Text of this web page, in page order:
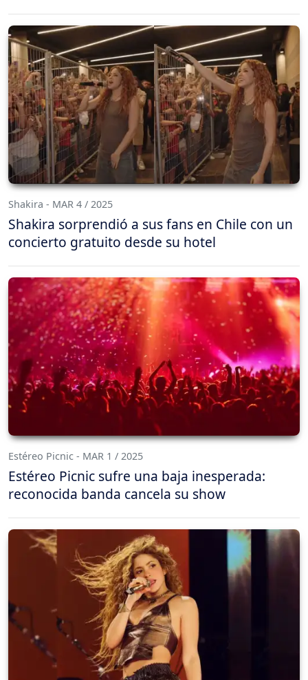
Shakira - MAR 4 / 2025
Shakira sorprendió a sus fans en Chile con un
concierto gratuito desde su hotel
Estéreo Picnic - MAR 1 / 2025
Estéreo Picnic sufre una baja inesperada:
reconocida banda cancela su show